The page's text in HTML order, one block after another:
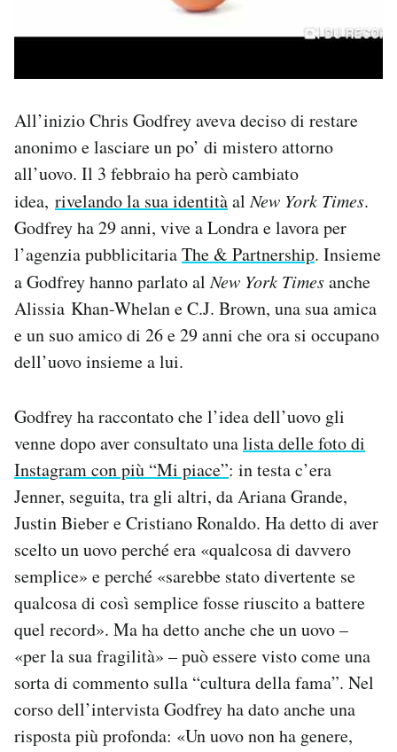
All’inizio Chris Godfrey aveva deciso di restare
anonimo e lasciare un po’ di mistero attorno
all’uovo. Il 3 febbraio ha però cambiato
idea, rivelando la sua identitàalNew York Times.
Godfrey ha 29 anni, vive a Londra e lavora per
l’agenzia pubblicitariaThe & Partnership. Insieme
a Godfrey hanno parlato alNew York Timesanche
Alissia Khan-Whelan e C.J. Brown, una sua amica
e un suo amico di 26 e 29 anni che ora si occupano
dell’uovo insieme a lui.
Godfrey ha raccontato che l’idea dell’uovo gli
venne dopo aver consultato unalista delle foto di
Instagram con più “Mi piace”: in testa c’era
Jenner, seguita, tra gli altri, da Ariana Grande,
Justin Bieber e Cristiano Ronaldo. Ha detto di aver
scelto un uovo perché era «qualcosa di davvero
semplice» e perché «sarebbe stato divertente se
qualcosa di così semplice fosse riuscito a battere
quel record». Ma ha detto anche che un uovo –
«per la sua fragilità» – può essere visto come una
sorta di commento sulla “cultura della fama”. Nel
corso dell’intervista Godfrey ha dato anche una
risposta più profonda: «Un uovo non ha genere,